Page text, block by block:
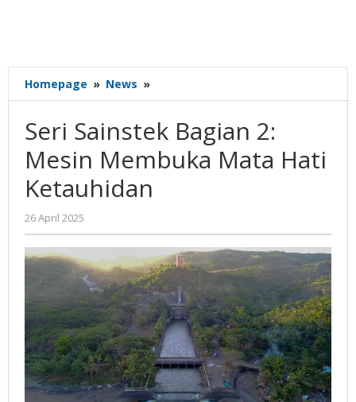
Homepage » News »
Sainstek
2:
Mesin
Membuka
Seri Sainstek Bagian 2:
Mesin Membuka Mata Hati
Ketauhidan
26 April 2025
Gatot
Susanto